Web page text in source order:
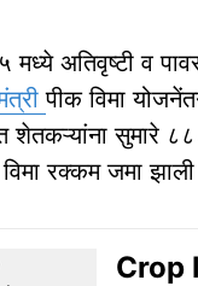
मध्ये अतिवृष्टी व
पीक विमा
शेतकऱ्यांना सुमारे
विमा रक्कम जमा
Crop